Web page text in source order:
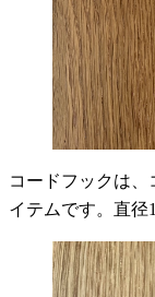
コードフックは
イテムです。直径